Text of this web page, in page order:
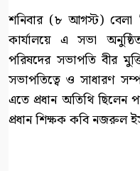
শনিবার (৮ আগস্ট) বেলা
কার্যালয়ে এ সভা
পরিষদের সভাপতি বীর
সভাপতিত্বে ও সাধারণ
এতে প্রধান অতিথি ছিলেন
প্রধান শিক্ষক কবি নজরুল